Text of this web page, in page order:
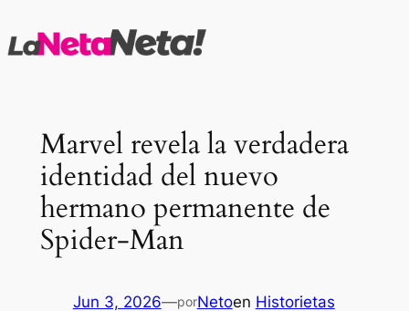
al
Marvel revela la verdadera
identidad del nuevo
hermano permanente de
Spider-Man
Jun 3, 2026—porNetoen Historietas